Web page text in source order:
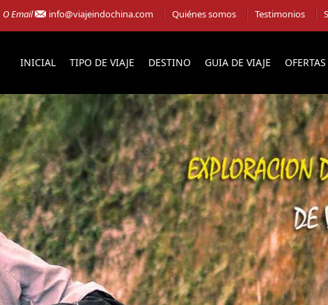
O Email info@viajeindochina.com Quiénes somos Testimonios
INICIAL TIPO DE VIAJE DESTINO GUIA DE VIAJE OFERTAS